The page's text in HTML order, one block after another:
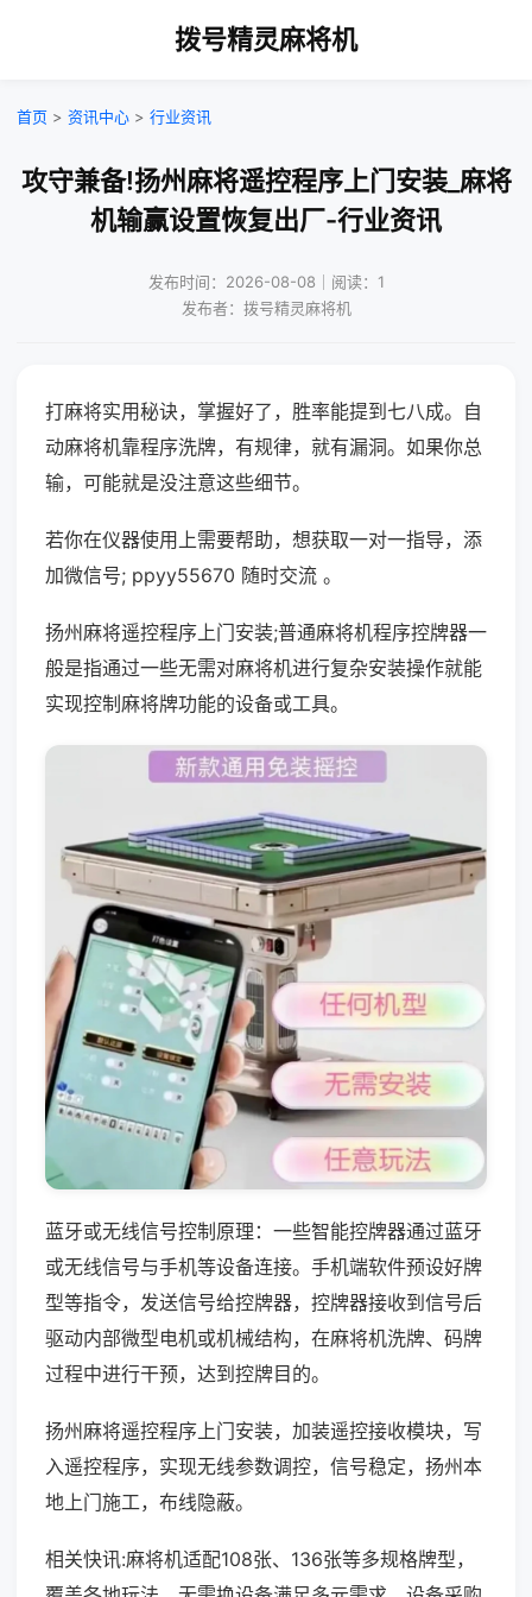
拨号精灵麻将机
首页 > 资讯中心 > 行业资讯
攻守兼备!扬州麻将遥控程序上门安装_麻将
机输赢设置恢复出厂-行业资讯
发布时间：2026-08-08｜阅读：1
发布者：拨号精灵麻将机
打麻将实用秘诀，掌握好了，胜率能提到七八成。自
动麻将机靠程序洗牌，有规律，就有漏洞。如果你总
输，可能就是没注意这些细节。
若你在仪器使用上需要帮助，想获取一对一指导，添
加微信号; ppyy55670 随时交流 。
扬州麻将遥控程序上门安装;普通麻将机程序控牌器一
般是指通过一些无需对麻将机进行复杂安装操作就能
实现控制麻将牌功能的设备或工具。
蓝牙或无线信号控制原理：一些智能控牌器通过蓝牙
或无线信号与手机等设备连接。手机端软件预设好牌
型等指令，发送信号给控牌器，控牌器接收到信号后
驱动内部微型电机或机械结构，在麻将机洗牌、码牌
过程中进行干预，达到控牌目的。
扬州麻将遥控程序上门安装，加装遥控接收模块，写
入遥控程序，实现无线参数调控，信号稳定，扬州本
地上门施工，布线隐蔽。
相关快讯:麻将机适配108张、136张等多规格牌型，